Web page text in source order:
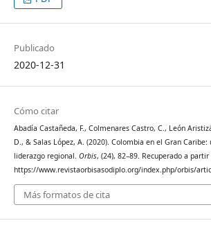
Publicado
2020-12-31
Cómo citar
Abadía Castañeda, F., Colmenares Castro, C., León
D., & Salas López, A. (2020). Colombia en el Gran
liderazgo regional. Orbis, (24), 82–89. Recuperado a partir
https://www.revistaorbisasodiplo.org/index.php/orbis/
Más formatos de cita